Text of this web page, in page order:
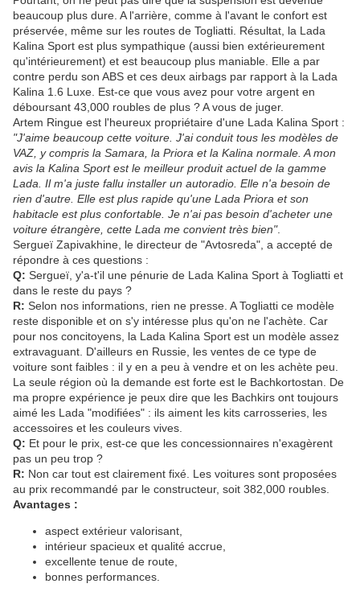
beaucoup plus dure. A l'arrière, comme à l'avant le confort est
préservée, même sur les routes de Togliatti. Résultat, la Lada
Kalina Sport est plus sympathique (aussi bien extérieurement
qu'intérieurement) et est beaucoup plus maniable. Elle a par
contre perdu son ABS et ces deux airbags par rapport à la Lada
Kalina 1.6 Luxe. Est-ce que vous avez pour votre argent en
déboursant 43,000 roubles de plus ? A vous de juger.
Artem Ringue est l'heureux propriétaire d'une Lada Kalina Sport :
"J'aime beaucoup cette voiture. J'ai conduit tous les modèles de
VAZ, y compris la Samara, la Priora et la Kalina normale. A mon
avis la Kalina Sport est le meilleur produit actuel de la gamme
Lada. Il m'a juste fallu installer un autoradio. Elle n'a besoin de
rien d'autre. Elle est plus rapide qu'une Lada Priora et son
habitacle est plus confortable. Je n'ai pas besoin d'acheter une
voiture étrangère, cette Lada me convient très bien".
Sergueï Zapivakhine, le directeur de "Avtosreda", a accepté de
répondre à ces questions :
Q: Sergueï, y'a-t'il une pénurie de Lada Kalina Sport à Togliatti et
dans le reste du pays ?
R: Selon nos informations, rien ne presse. A Togliatti ce modèle
reste disponible et on s'y intéresse plus qu'on ne l'achète. Car
pour nos concitoyens, la Lada Kalina Sport est un modèle assez
extravaguant. D'ailleurs en Russie, les ventes de ce type de
voiture sont faibles : il y en a peu à vendre et on les achète peu.
La seule région où la demande est forte est le Bachkortostan. De
ma propre expérience je peux dire que les Bachkirs ont toujours
aimé les Lada "modifiées" : ils aiment les kits carrosseries, les
accessoires et les couleurs vives.
Q: Et pour le prix, est-ce que les concessionnaires n'exagèrent
pas un peu trop ?
R: Non car tout est clairement fixé. Les voitures sont proposées
au prix recommandé par le constructeur, soit 382,000 roubles.
Avantages :
aspect extérieur valorisant,
intérieur spacieux et qualité accrue,
excellente tenue de route,
bonnes performances.